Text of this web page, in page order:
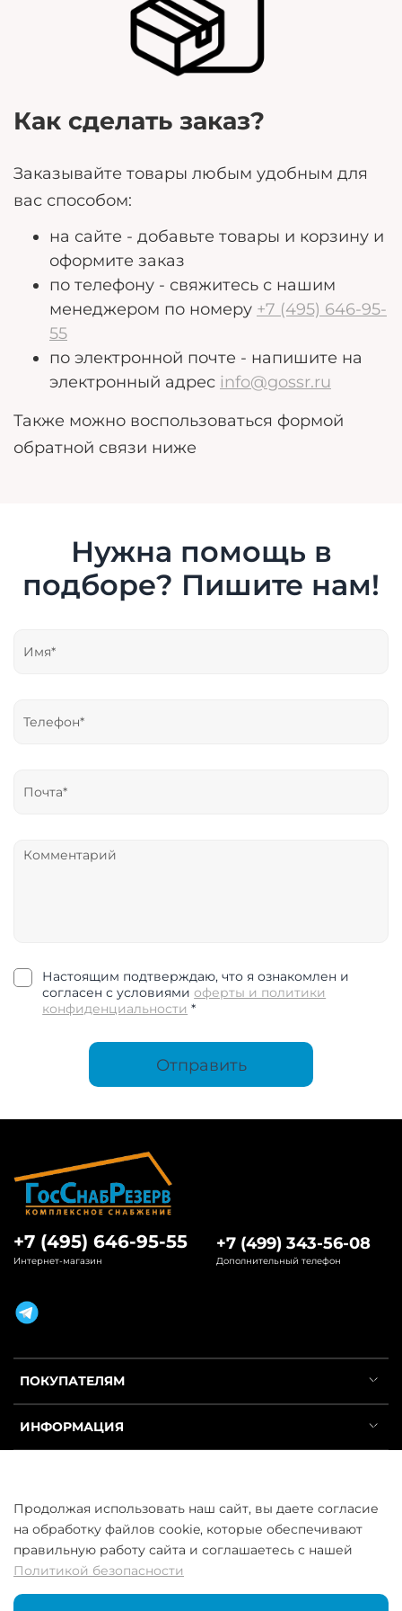
могут помочь нам лучше удовлетворить ваши
потребности.
Как сделать заказ?
Заказывайте товары любым удобным для
вас способом:
на сайте - добавьте товары и корзину и
оформите заказ
по телефону - свяжитесь с нашим
менеджером по номеру +7 (495) 646-95-
55
по электронной почте - напишите на
электронный адрес info@gossr.ru
Также можно воспользоваться формой
обратной связи ниже
Нужна помощь в
подборе? Пишите нам!
Настоящим подтверждаю, что я ознакомлен и
согласен с условиямиоферты и политики
конфиденциальности *
Отправить
ПОКУПАТЕЛЯМ
ИНФОРМАЦИЯ
+7 (495) 646-95-55
Интернет-магазин
+7 (499) 343-56-08
Дополнительный телефон
ООО «ГосСнабРезерв» © 2013–2026 - Продажа труб оптом и в
розницу
Продолжая использовать наш сайт, вы даете согласие
на обработку файлов cookie, которые обеспечивают
правильную работу сайта и соглашаетесь с нашей
Политикой безопасности